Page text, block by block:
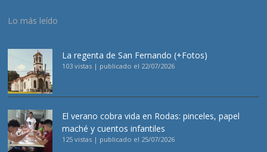
Lo más leído
La regenta de San Fernando (+Fotos)
103 vistas | publicado el 22/07/2026
El verano cobra vida en Rodas: pinceles, papel
maché y cuentos infantiles
125 vistas | publicado el 25/07/2026